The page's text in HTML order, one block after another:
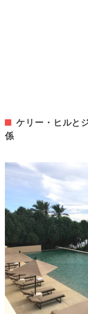
ケリー・ヒルと
係